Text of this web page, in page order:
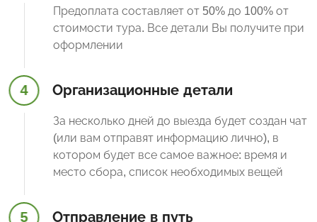
Предоплата составляет от 50% до 100% от
стоимости тура. Все детали Вы получите при
оформлении
4 Организационные детали
За несколько дней до выезда будет создан чат
(или вам отправят информацию лично), в
котором будет все самое важное: время и
место сбора, список необходимых вещей
5 Отправление в путь